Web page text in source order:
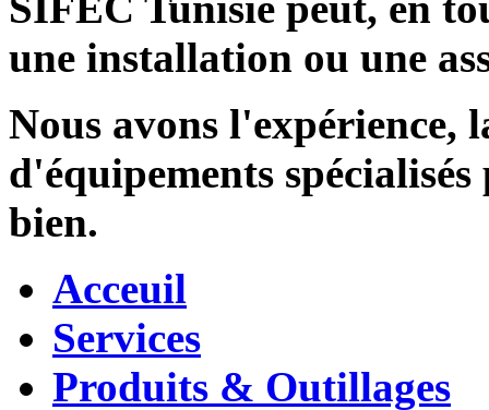
une installation ou une
Nous avons l'expérience,
d'équipements
bien.
Acceuil
Services
Produits & Outillages